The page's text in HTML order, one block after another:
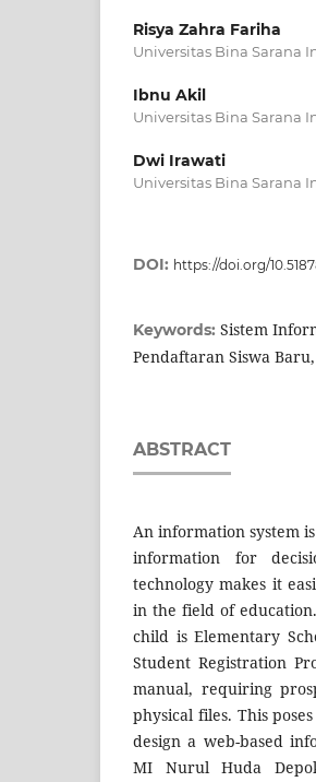
Risya Zahra Fariha
Universitas Bina Sarana
Ibnu Akil
Universitas Bina Sarana
Dwi Irawati
Universitas Bina Sarana
DOI: https://doi.org/
Keywords: Sistem
Pendaftaran Siswa
ABSTRACT
An information system
information for
technology makes it
in the field of
child is Elementary
Student Registration
manual, requiring
physical files. This
design a web-based
MI Nurul Huda